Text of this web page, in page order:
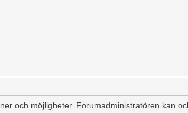
och möjligheter. Forumadministratören kan